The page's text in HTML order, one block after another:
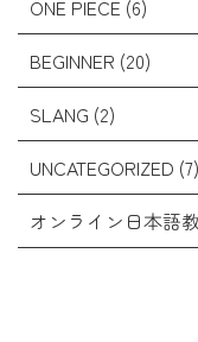
ONE PIECE (6)
BEGINNER (20)
SLANG (2)
UNCATEGORIZED (7)
オンライン日本語